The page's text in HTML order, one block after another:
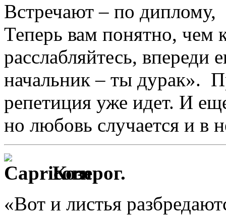
Встречают – по диплому,
Теперь вам понятно, чем
расслабляйтесь,
начальник – ты дурак».
репетиция уже идет. И
но любовь случается и в
Козерог.
«Вот и листья